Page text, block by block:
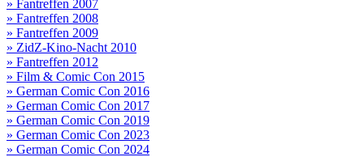
» Fantreffen 2007
» Fantreffen 2008
» Fantreffen 2009
» ZidZ-Kino-Nacht 2010
» Fantreffen 2012
» Film & Comic Con 2015
» German Comic Con 2016
» German Comic Con 2017
» German Comic Con 2019
» German Comic Con 2023
» German Comic Con 2024